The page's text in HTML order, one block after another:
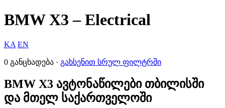
BMW X3 – Electrical
KA EN
0 განცხადება · გახსენით სრულ ფილტრში
BMW X3 ავტონაწილები თბილისში
და მთელ საქართველოში